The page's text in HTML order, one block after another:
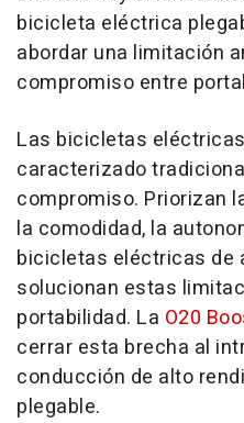
bicicleta eléctrica
abordar una limitación
compromiso entre
Las bicicletas
caracterizado
compromiso. Priorizan
la comodidad, la
bicicletas eléctricas de
solucionan estas
portabilidad. La O20
cerrar esta brecha al
conducción de alto
plegable.